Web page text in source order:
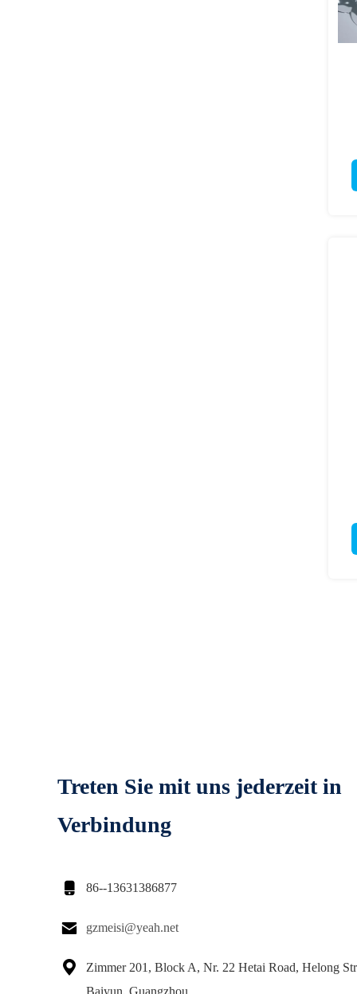
Treten Sie mit uns jederzeit in
Verbindung
 86--13631386877
 gzmeisi@yeah.net

Zimmer 201, Block A, Nr. 22 Hetai Road, Helong
Baiyun, Guangzhou